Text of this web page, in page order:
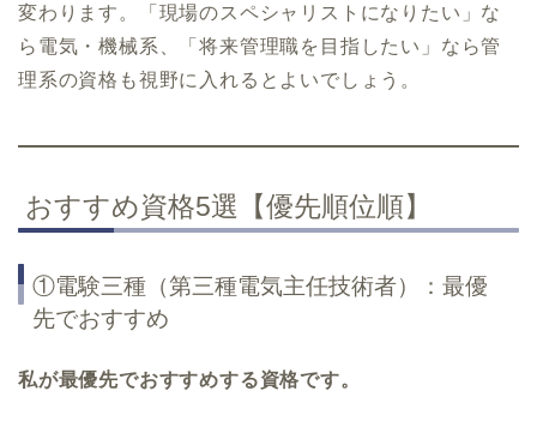
変わります。「現場のスペシャリストになりたい」な
ら電気・機械系、「将来管理職を目指したい」なら管
理系の資格も視野に入れるとよいでしょう。
おすすめ資格5選【優先順位順】
①電験三種（第三種電気主任技術者）：最優
先でおすすめ
私が最優先でおすすめする資格です。